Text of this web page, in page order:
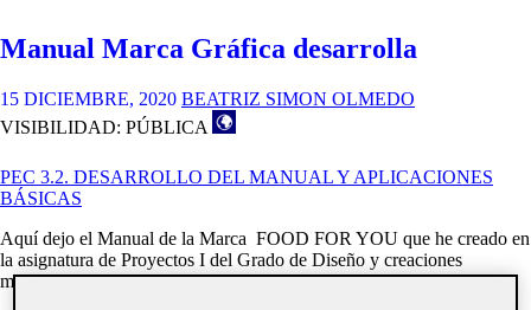
DEFINITIVA
Manual Marca Gráfica desarrolla
15 DICIEMBRE, 2020 BEATRIZ SIMON OLMEDO
VISIBILIDAD: PÚBLICA
PEC 3.2. DESARROLLO DEL MANUAL Y APLICACIONES
BÁSICAS
Aquí dejo el Manual de la Marca FOOD FOR YOU que he creado en
la asignatura de Proyectos I del Grado de Diseño y creaciones
multimedia.